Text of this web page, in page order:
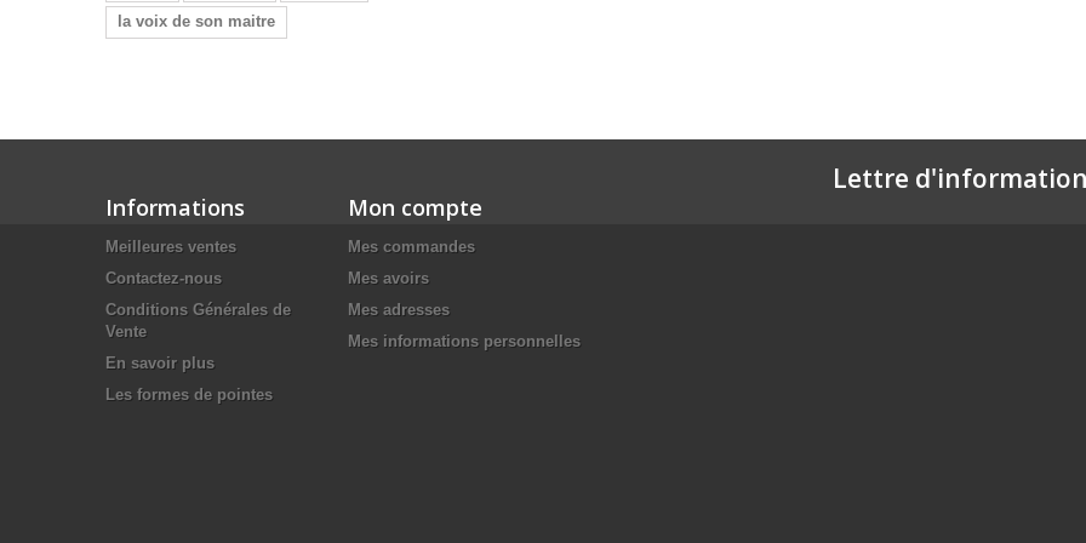
la voix de son maitre
Informations
Meilleures ventes
Contactez-nous
Conditions Générales de
Vente
En savoir plus
Les formes de pointes
Mon compte
Mes commandes
Mes avoirs
Mes adresses
Mes informations personnelles
Lettre